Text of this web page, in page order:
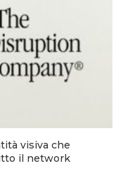
visiva che
il network